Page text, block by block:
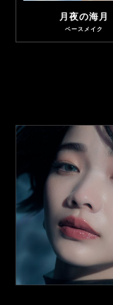
月夜の海月
ベースメイク